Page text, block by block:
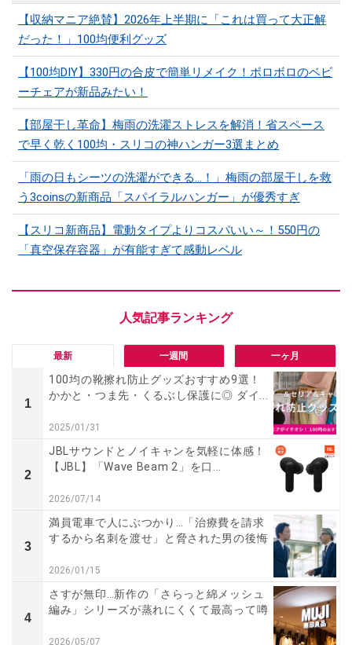
【収納マニア絶賛】2026年上半期に「これは買って大正解
だった！」100均便利グッズ
【100均DIY】330円の合皮で簡単リメイク！ボロボロのベビ
ーチェアが新品みたい！
【部屋干し革命】梅雨の洗濯ストレスを解消！省スペース
で早く乾く100均・スリコの神ハンガー3選まとめ
「雨の日もシーツの洗濯ができる…！」梅雨の部屋干しを救
う3coinsの新商品「スパイラルハンガー」が優秀すぎ
【スリコ新商品】電動タイプよりコスパいい～！550円の
「真空保存容器」が有能すぎて感動レベル
最新 一週間 一ヶ月
1
100均の靴擦れ防止グッズおすすめ9選！
かかと・つま先・くるぶし保護に◎ ダイ...
2025/01/31
2
JBLサウンドとノイキャンを気軽に体感！
【JBL】「Wave Beam 2」を口...
2026/07/14
3
満員電車で人にぶつかり…「治療費を請求
するから名刺を渡せ」と脅された男の後悔
2026/01/15
4
さすが無印…新作の「さらっと綿メッシュ
編み」シリーズが蒸れにくくて最高って噂
2026/05/07